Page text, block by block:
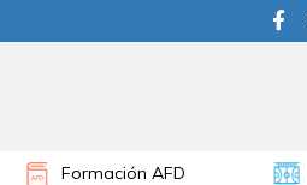
Formación AFD